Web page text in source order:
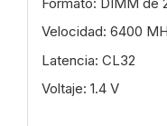
Velocidad: 6400
Latencia: CL32
Voltaje: 1.4 V